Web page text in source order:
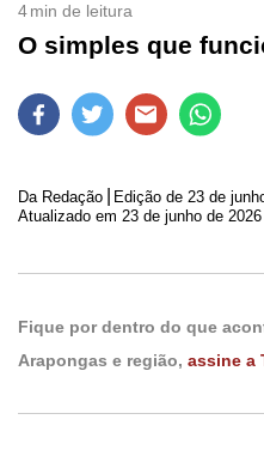
4min de leitura
O simples que
Da Redação Edição de
Atualizado em 23 de junho de 2026
Fique por dentro do que
Arapongas e região, assine a